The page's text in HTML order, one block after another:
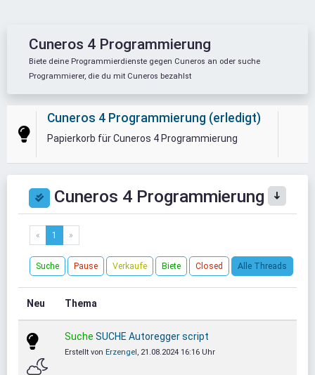
Cuneros 4 Programmierung
Biete deine Programmierdienste gegen Cuneros an oder suche
Programmierer, die du mit Cuneros bezahlst
Cuneros 4 Programmierung (erledigt)
Papierkorb für Cuneros 4 Programmierung
Cuneros 4 Programmierung
« 1 »
Suche Pause Verkaufe Biete Closed Alle Threads
Neu Thema
Suche SUCHE Autoregger script
Erstellt von Erzengel , 21.08.2024 16:16 Uhr